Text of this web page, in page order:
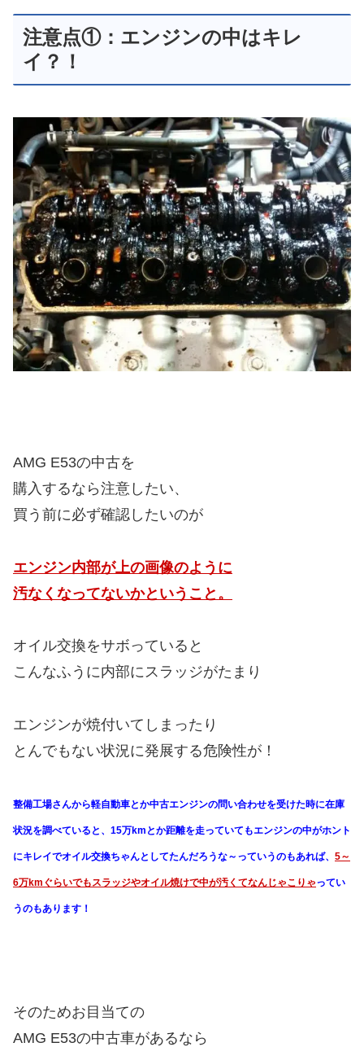
注意点①：エンジンの中はキレ
イ？！
AMG E53の中古を
購入するなら注意したい、
買う前に必ず確認したいのが
エンジン内部が上の画像のように
汚なくなってないかということ。
オイル交換をサボっていると
こんなふうに内部にスラッジがたまり
エンジンが焼付いてしまったり
とんでもない状況に発展する危険性が！
整備工場さんから軽自動車とか中古エンジンの問い合わせを受けた時に在庫
状況を調べていると、15万kmとか距離を走っていてもエンジンの中がホント
にキレイでオイル交換ちゃんとしてたんだろうな～っていうのもあれば、 5～
6万kmぐらいでもスラッジやオイル焼けで中が汚くてなんじゃこりゃってい
うのもあります！
そのためお目当ての
AMG E53の中古車があるなら